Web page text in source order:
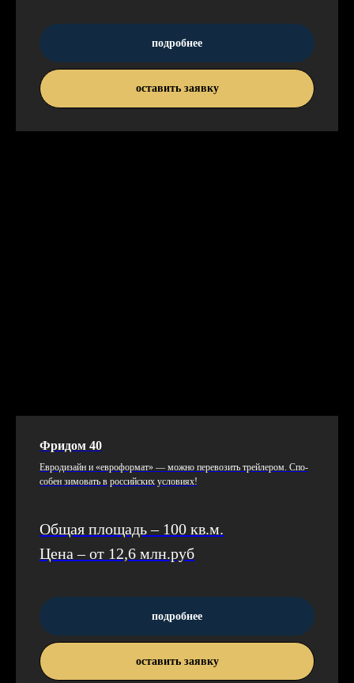
подробнее
оставить заявку
Фридом 40
Ев­ро­дизайн и «ев­ро­фор­мат» — мож­но пе­рево­зить трей­ле­ром. Спо­
собен зи­мовать в рос­сий­ских ус­ло­ви­ях!
Общая площадь – 100 кв.м.
Цена – от 12,6 млн.руб
подробнее
оставить заявку